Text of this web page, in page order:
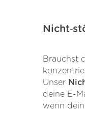
Brauchst
Unser
deine E-
wenn